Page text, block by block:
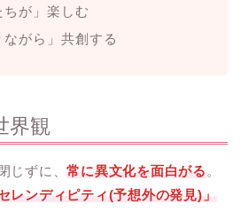
ちが」楽しむ
ながら」共創する
界観
じずに、常に異文化を面白がる。
レンディピティ(予想外の発見)」